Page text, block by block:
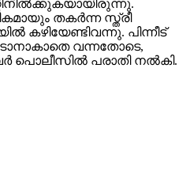
തകര്‍ന്ന സ്ത്രീ
കഴിയേണ്ടിവന്നു. പിന്നീട്
വന്നതോടെ,
പൊലീസില്‍ പരാതി നല്‍കി.